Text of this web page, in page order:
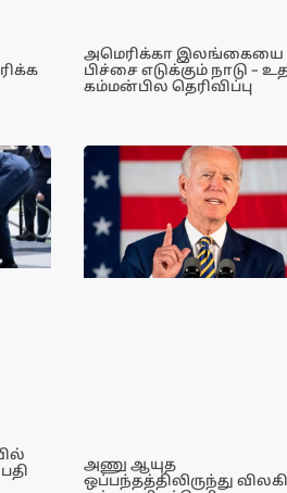
அமெரிக்கா இலங்கையை
பிச்சை எடுக்கும் நாடு –
கம்மன்பில தெரிவிப்பு
அணு ஆயுத
ஒப்பந்தத்திலிருந்து விலகி